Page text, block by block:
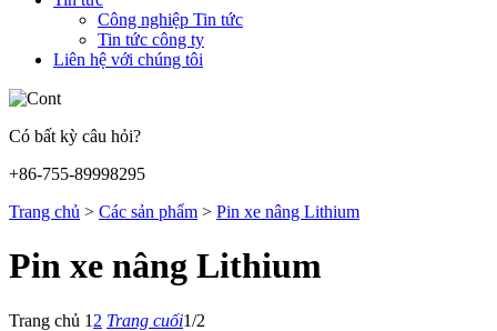
Công nghiệp Tin tức
Tin tức công ty
Liên hệ với chúng tôi
Có bất kỳ câu hỏi?
+86-755-89998295
Trang chủ > Các sản phẩm > Pin xe nâng Lithium
Pin xe nâng Lithium
Trang chủ 1 2 Trang cuối1/2